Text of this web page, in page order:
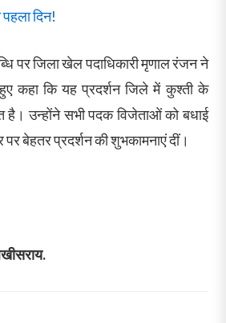
दिन!
पर जिला खेल पदाधिकारी मृणाल रंजन ने
कहा कि यह प्रदर्शन जिले में कुश्ती के
है। उन्होंने सभी पदक विजेताओं को बधाई
पर बेहतर प्रदर्शन की शुभकामनाएं दीं।